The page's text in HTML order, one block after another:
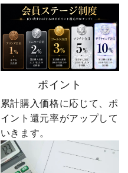
ポイント
累計購入価格に応じて、ポ
イント還元率がアップして
いきます。